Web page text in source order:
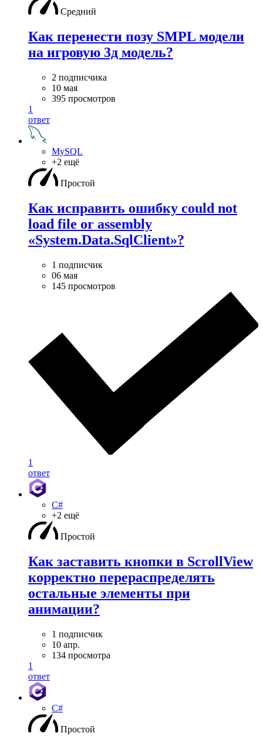
Средний
Как перенести позу SMPL модели
на игровую 3д модель?
2 подписчика
10 мая
395 просмотров
1
ответ
MySQL
+2 ещё
Простой
Как исправить ошибку could not
load file or assembly
«System.Data.SqlClient»?
1 подписчик
06 мая
145 просмотров
1
ответ
C#
+2 ещё
Простой
Как заставить кнопки в ScrollView
корректно перераспределять
остальные элементы при
анимации?
1 подписчик
10 апр.
134 просмотра
1
ответ
C#
Простой